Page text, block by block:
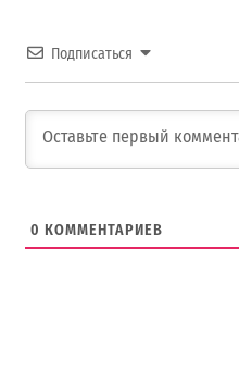
Подписаться
0 КОММЕНТАРИЕВ